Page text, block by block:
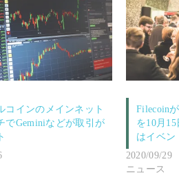
コインのメインネット
でGeminiなどが取引が
Filecoin
を10月
はイベン
2020/09/29
ニュース